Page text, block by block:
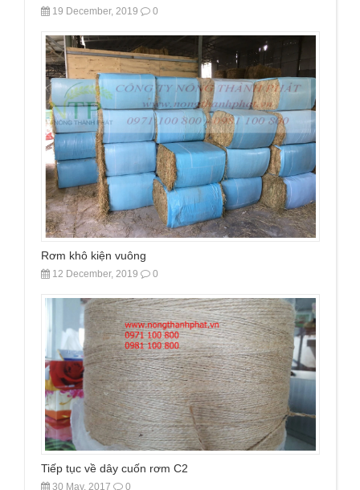
19 December, 2019 0
Rơm khô kiện vuông
12 December, 2019 0
Tiếp tục về dây cuốn rơm C2
30 May, 2017 0